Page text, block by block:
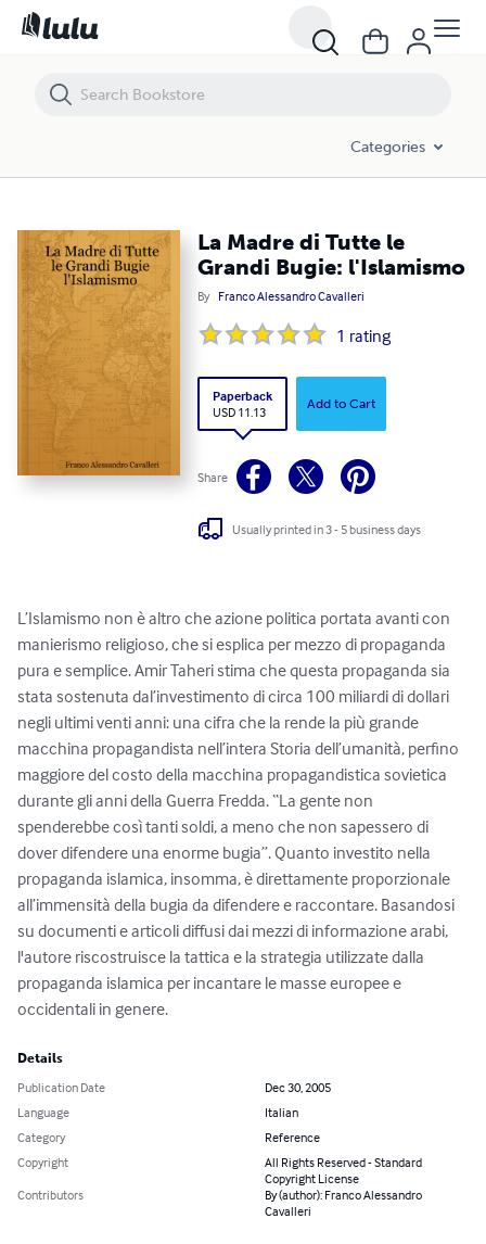
Categories
La Madre di Tutte le
Grandi Bugie: l'Islamismo
By Franco Alessandro Cavalleri
1 rating
Paperback
USD 11.13
Add to Cart
Share
Usually printed in 3 - 5 business days
L’Islamismo non è altro che azione politica portata avanti con
manierismo religioso, che si esplica per mezzo di propaganda
pura e semplice. Amir Taheri stima che questa propaganda sia
stata sostenuta dal’investimento di circa 100 miliardi di dollari
negli ultimi venti anni: una cifra che la rende la più grande
macchina propagandista nell’intera Storia dell’umanità, perfino
maggiore del costo della macchina propagandistica sovietica
durante gli anni della Guerra Fredda. “La gente non
spenderebbe così tanti soldi, a meno che non sapessero di
dover difendere una enorme bugia”. Quanto investito nella
propaganda islamica, insomma, è direttamente proporzionale
all’immensità della bugia da difendere e raccontare. Basandosi
su documenti e articoli diffusi dai mezzi di informazione arabi,
l'autore riscostruisce la tattica e la strategia utilizzate dalla
propaganda islamica per incantare le masse europee e
occidentali in genere.
Details
Publication Date
Dec 30, 2005
Language
Italian
Category
Reference
Copyright
All Rights Reserved - Standard
Copyright License
Contributors
By (author): Franco Alessandro
Cavalleri
La Madre di Tutte le Grandi Bugie: l'Islamismo